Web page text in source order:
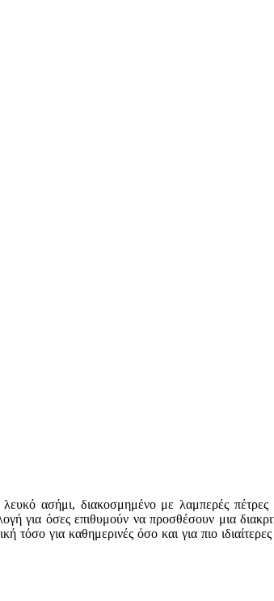
ασήμι, διακοσμημένο με λαμπερές
για όσες επιθυμούν να προσθέσουν μια
για καθημερινές όσο και για πιο